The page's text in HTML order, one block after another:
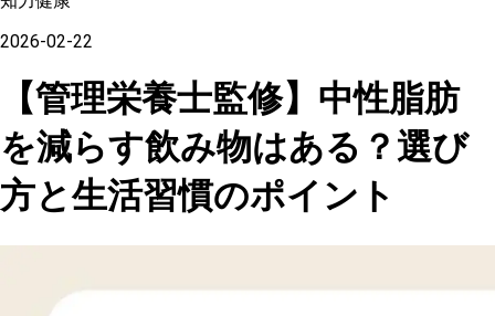
2026-02-22
【管理栄養士監修】中性脂肪
を減らす飲み物はある？選び
方と生活習慣のポイント